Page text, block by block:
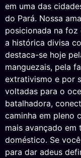
em uma das
do Pará. Nossa
posicionada na
a histórica divisa
destaca-se hoje
manguezais, pela
extrativismo e por
voltadas para o
batalhadora,
caminha em pleno
mais avançado
doméstico. Se
para dar adeus